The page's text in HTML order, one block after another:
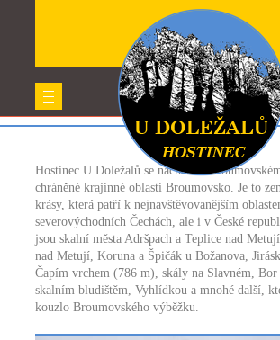
O nás
Home O nás
Hostinec U Doležalů se nachází v
chráněné krajinné oblasti Broumovsko. Je to
krásy, která patří k nejnavštěvovanějším
severovýchodních Čechách, ale i v České
jsou skalní města Adršpach a Teplice nad
nad Metují, Koruna a Špičák u Božanova,
Čapím vrchem (786 m), skály na Slavném, Bor
skalním bludištěm, Vyhlídkou a mnohé další,
kouzlo Broumovského výběžku.